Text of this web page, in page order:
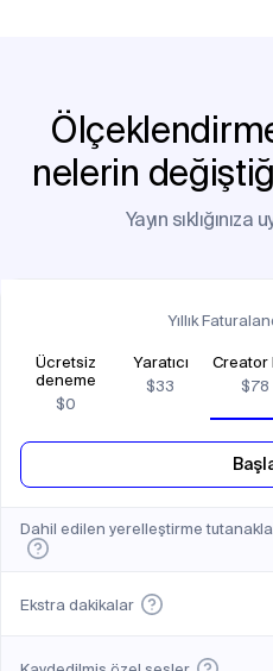
nelerin
Yayın
Yıllık
Ücretsiz
deneme
$0
Yaratıcı
$33
Creator
$78
Dahil edilen yerelleştirme
Ekstra dakikalar